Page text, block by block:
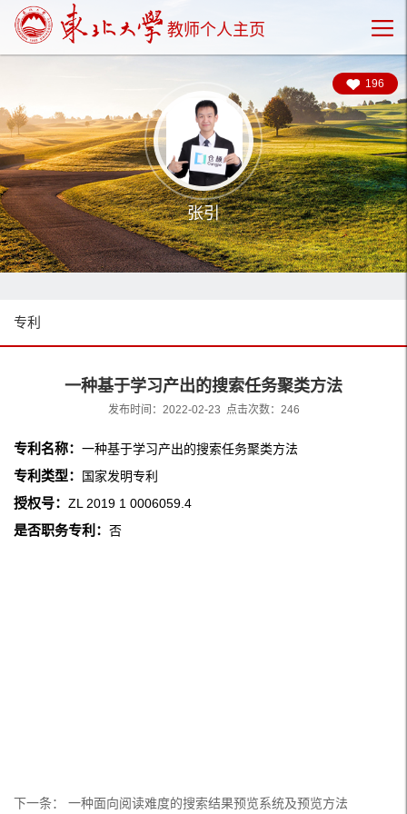
教师个人主页
196
张引
专利
一种基于学习产出的搜索任务聚类方法
发布时间：2022-02-23 点击次数： 246
专利名称： 一种基于学习产出的搜索任务聚类方法
专利类型： 国家发明专利
授权号： ZL 2019 1 0006059.4
是否职务专利： 否
下一条： 一种面向阅读难度的搜索结果预览系统及预览方法